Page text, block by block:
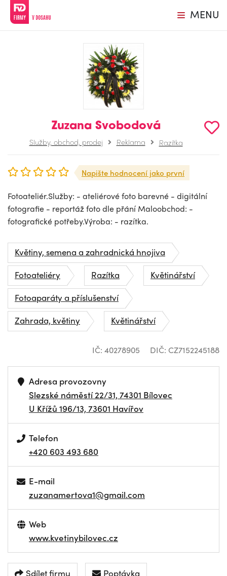
MENU
Zuzana Svobodová
Služby, obchod, prodej Reklama Razítka
Napište hodnocení jako první
Fotoateliér.Služby: - ateliérové foto barevné - digitální
fotografie - reportáž foto dle přání Maloobchod: -
fotografické potřeby.Výroba: - razítka.
Květiny, semena a zahradnická hnojiva
Fotoateliéry
Razítka
Květinářství
Fotoaparáty a příslušenství
Zahrada, květiny
Květinářství
IČ: 40278905 DIČ: CZ7152245188
Adresa provozovny
Slezské náměstí 22/31, 74301 Bílovec
U Křížů 196/13, 73601 Havířov
Telefon
+420 603 493 680
E-mail
zuzanamertova1@gmail.com
Web
www.kvetinybilovec.cz
Sdílet firmu Poptávka